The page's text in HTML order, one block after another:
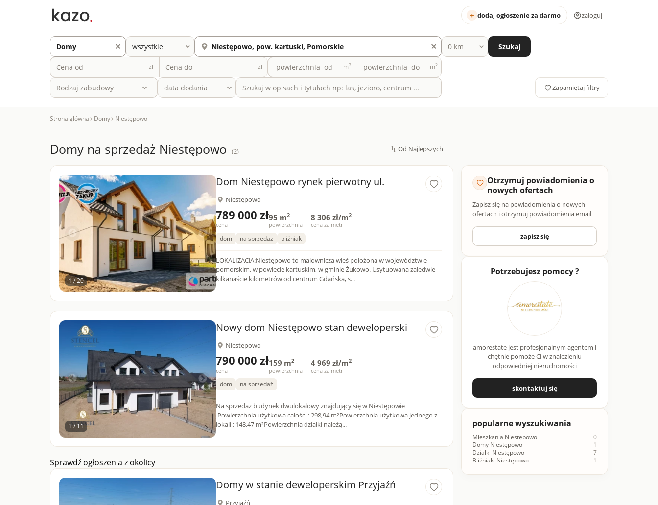
dodaj ogłoszenie za darmo zaloguj
Szukaj
zł zł m2 m2
Rodzaj zabudowy Zapamiętaj filtry
Strona główna Domy Niestępowo
Domy na sprzedaż Niestępowo (2)
1 / 20
Dom Niestępowo rynek pierwotny ul.
Niestępowo
789 000 zł
cena
95 m2
powierzchnia
8 306 zł/m2
cena za metr
dom na sprzedaż bliźniak
LOKALIZACJA:Niestępowo to malownicza wieś położona w województwie
pomorskim, w powiecie kartuskim, w gminie Żukowo. Usytuowana zaledwie
kilkanaście kilometrów od centrum Gdańska, s...
1 / 11
Nowy dom Niestępowo stan deweloperski
Niestępowo
790 000 zł
cena
159 m2
powierzchnia
4 969 zł/m2
cena za metr
dom na sprzedaż
Na sprzedaż budynek dwulokalowy znajdujący się w Niestępowie
.Powierzchnia użytkowa całości : 298,94 m²Powierzchnia użytkowa jednego z
lokali : 148,47 m²Powierzchnia działki należą...
Sprawdź ogłoszenia z okolicy
Domy w stanie deweloperskim Przyjaźń
Przyjaźń
Otrzymuj powiadomienia o
nowych ofertach
Zapisz się na powiadomienia o nowych
ofertach i otrzymuj powiadomienia email
zapisz się
Potrzebujesz pomocy ?
amorestate jest profesjonalnym agentem i
chętnie pomoże Ci w znalezieniu
odpowiedniej nieruchomości
skontaktuj się
popularne wyszukiwania
Mieszkania Niestępowo
0
Domy Niestępowo
1
Działki Niestępowo
7
Bliźniaki Niestępowo
1